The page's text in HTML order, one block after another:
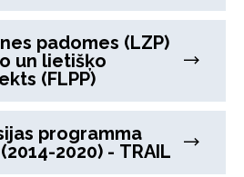
padomes (LZP)
un lietišķo
(FLPP)
programma
2020) - TRAIL